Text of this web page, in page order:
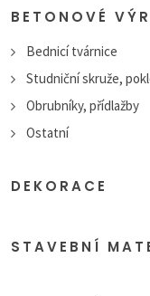
BETONOVÉ
Bednicí tvárnice
Studniční skruže,
Obrubníky, přídlažby
Ostatní
DEKORACE
STAVEBNÍ